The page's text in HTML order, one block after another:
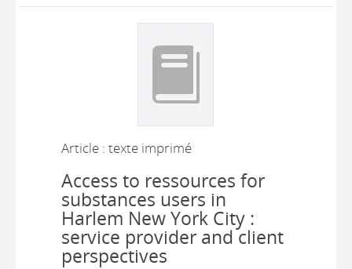
Article : texte imprimé
Access to ressources for
substances users in
Harlem New York City :
service provider and client
perspectives